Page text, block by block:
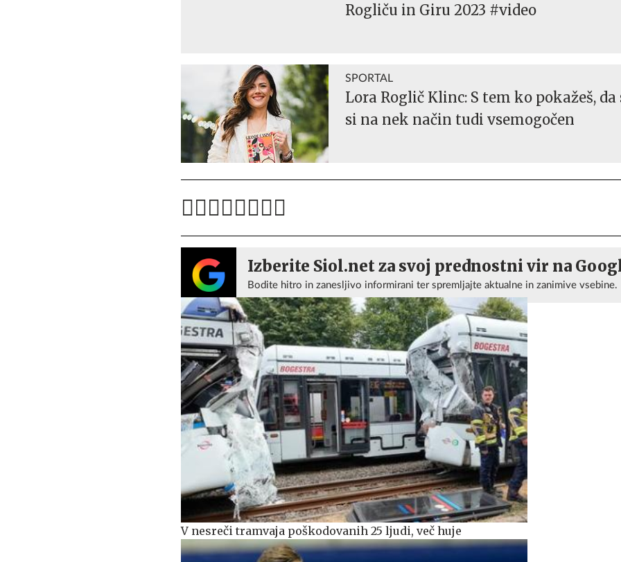
Rogliču in Giru 2023 #video
SPORTAL
Lora Roglič Klinc: S tem ko pokažeš,
si na nek način tudi vsemogočen
Izberite Siol.net za svoj prednostni vir na
Bodite hitro in zanesljivo informirani ter spremljajte aktualne in zanimive vsebine.
V nesreči tramvaja poškodovanih 25 ljudi, več huje